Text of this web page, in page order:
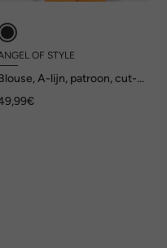
OF STYLE
A-lijn, patroon, cut-